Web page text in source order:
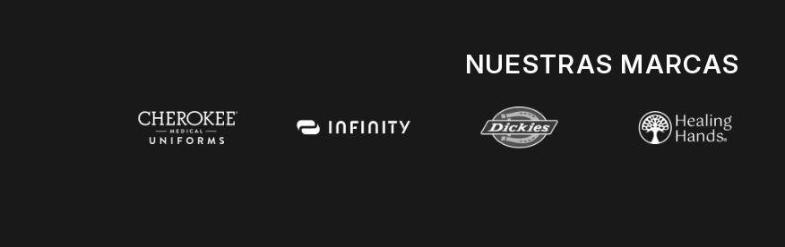
NUESTRAS MARCAS